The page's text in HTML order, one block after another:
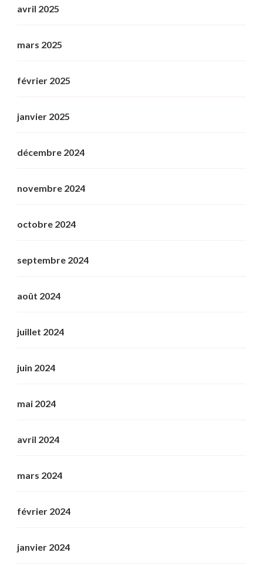
avril 2025
mars 2025
février 2025
janvier 2025
décembre 2024
novembre 2024
octobre 2024
septembre 2024
août 2024
juillet 2024
juin 2024
mai 2024
avril 2024
mars 2024
février 2024
janvier 2024